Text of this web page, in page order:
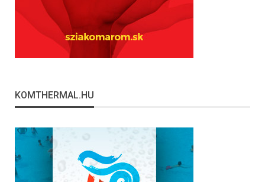
KOMTHERMAL.HU